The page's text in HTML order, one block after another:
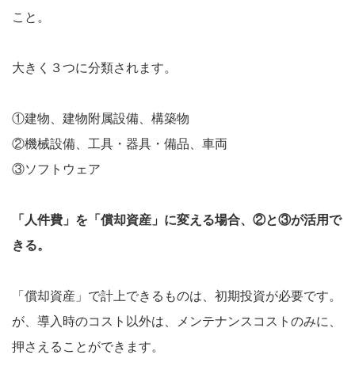
こと。
大きく３つに分類されます。
①建物、建物附属設備、構築物
②機械設備、工具・器具・備品、車両
③ソフトウェア
「人件費」を「償却資産」に変える場合、②と③が活用で
きる。
「償却資産」で計上できるものは、初期投資が必要です。
が、導入時のコスト以外は、メンテナンスコストのみに、
押さえることができます。